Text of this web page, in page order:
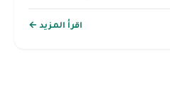
اقرأ المزيد ←